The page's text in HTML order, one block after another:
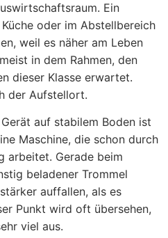
Ein
oder im Abstellbereich
weil es näher am Leben
in dem Rahmen, den
dieser Klasse erwartet.
der Aufstellort.
auf stabilem Boden ist
Maschine, die schon durch
arbeitet. Gerade beim
beladener Trommel
auffallen, als es
Punkt wird oft übersehen,
viel aus.